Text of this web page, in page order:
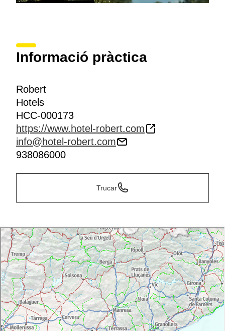
Informació pràctica
Robert
Hotels
HCC-000173
https://www.hotel-robert.com
info@hotel-robert.com
938086000
Trucar